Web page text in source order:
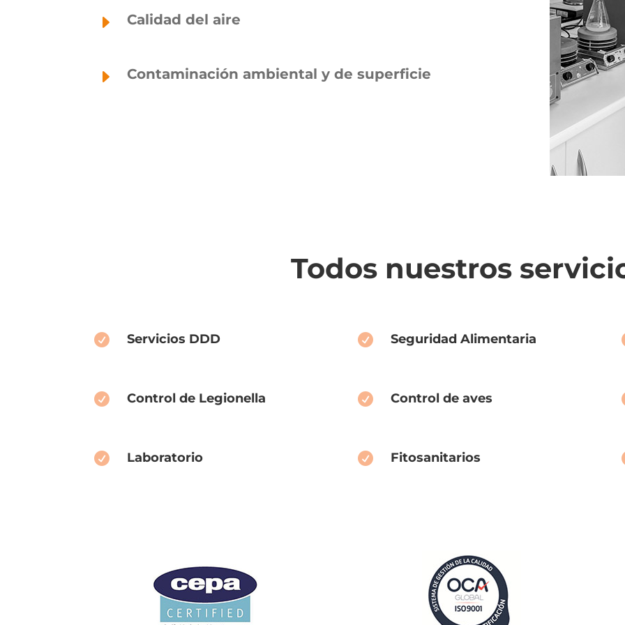
E Calidad del aire
E Contaminación ambiental y de superficie
Todos nuestros
 Servicios DDD  Seguridad Alimentaria
 Control de Legionella  Control de aves
 Laboratorio  Fitosanitarios